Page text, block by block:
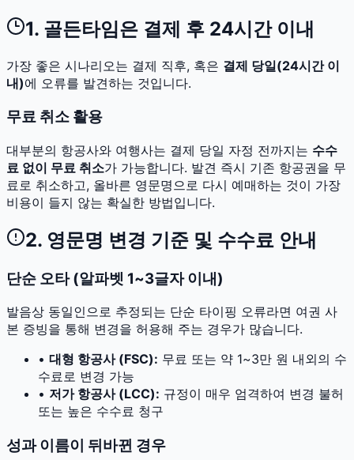
1. 골든타임은 결제 후 24시간 이내
가장 좋은 시나리오는 결제 직후, 혹은 결제 당일(24시간 이
내)에 오류를 발견하는 것입니다.
무료 취소 활용
대부분의 항공사와 여행사는 결제 당일 자정 전까지는 수수
료 없이 무료 취소가 가능합니다. 발견 즉시 기존 항공권을 무
료로 취소하고, 올바른 영문명으로 다시 예매하는 것이 가장
비용이 들지 않는 확실한 방법입니다.
2. 영문명 변경 기준 및 수수료 안내
단순 오타 (알파벳 1~3글자 이내)
발음상 동일인으로 추정되는 단순 타이핑 오류라면 여권 사
본 증빙을 통해 변경을 허용해 주는 경우가 많습니다.
• 대형 항공사 (FSC): 무료 또는 약 1~3만 원 내외의 수
수료로 변경 가능
• 저가 항공사 (LCC): 규정이 매우 엄격하여 변경 불허
또는 높은 수수료 청구
성과 이름이 뒤바뀐 경우